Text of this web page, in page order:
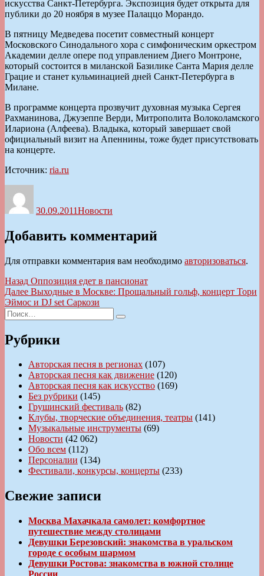
искусства Санкт-Петербурга. Экспозиция будет открыта для
публики до 20 ноября в музее Палаццо Морандо.
В пятницу Медведева посетит совместный концерт
Московского Синодального хора с симфоническим оркестром
Академии делле опере под управлением Диего Монтроне,
который состоится в миланской Базилике Санта Мария делле
Грацие и станет кульминацией дней Санкт-Петербурга в
Милане.
В программе концерта прозвучит духовная музыка Сергея
Рахманинова, Джузеппе Верди, Митрополита Волоколамского
Илариона (Алфеева). Владыка, который завершает свой
официальный визит на Апеннины, тоже будет присутствовать
на концерте.
Источник: ria.ru
30.09.2011Новости
Добавить комментарий
Для отправки комментария вам необходимо авторизоваться.
Навигация
по
записям
Назад Предыдущая
запись:
Оппозиция едет в пансионат
Далее Следующая
запись:
Выходные в Москве: Прощальный гольф, концерт Тори
Эймос и DJ set Саркози
Искать:
Поиск
Рубрики
Авторская песня в регионах (107)
Авторская песня как движение (120)
Авторская песня как искусство (169)
Без рубрики (145)
Грушинский фестиваль (82)
Клубы, творческие объединения, театры (141)
Музыкальные инструменты (69)
Новости (42 062)
Обо всем (112)
Персоналии (134)
Фестивали, конкурсы, концерты (233)
Свежие записи
Москва Махачкала самолет: комфортное
путешествие между столицами
Девушки Березовский: знакомства в уральском
городе с особым шармом
Девушки Ростова: знакомства в южной столице